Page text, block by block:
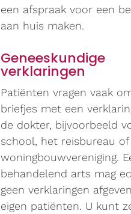
een afspraak voor een
aan huis maken.
Geneeskundige
verklaringen
Patiënten vragen vaak
briefjes met een
de dokter, bijvoorbeeld
school, het reisbureau of
woningbouwvereniging.
behandelend arts mag
geen verklaringen
eigen patiënten. U kunt